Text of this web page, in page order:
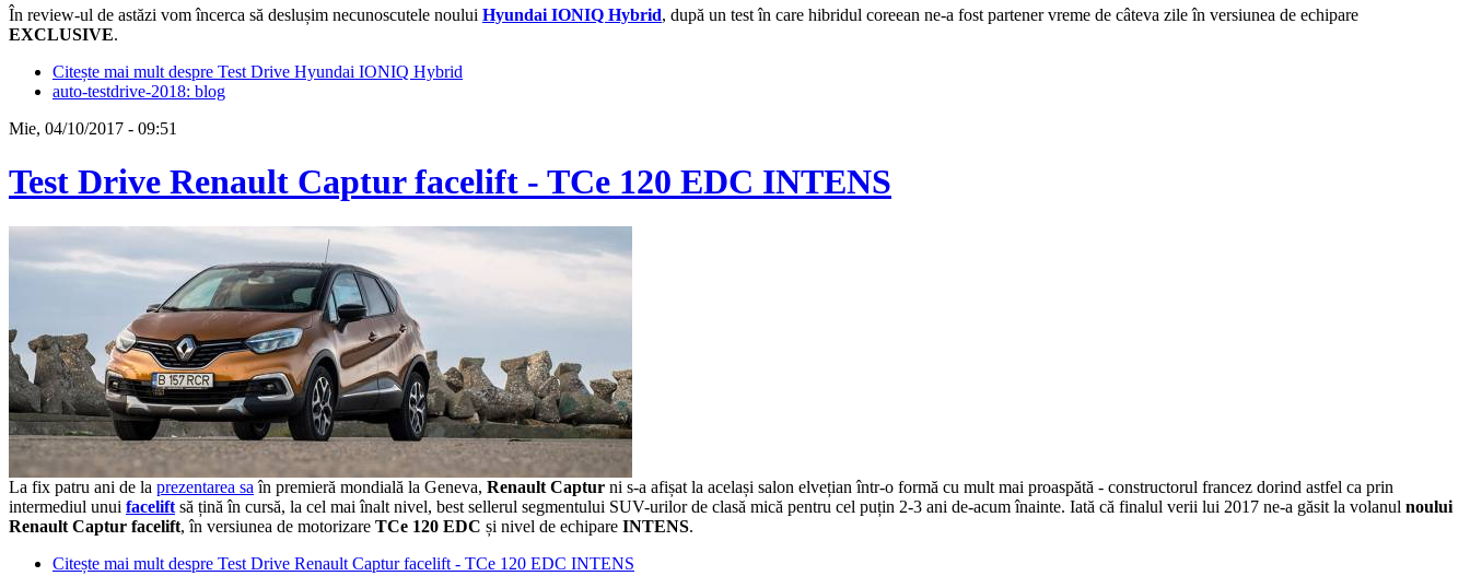
În review-ul de astăzi vom încerca să deslușim necunoscutele noului Hyundai IONIQ Hybrid, după un test în care hibridul coreean ne-a fost partener vreme de câteva zile în versiunea de echipare
EXCLUSIVE.
Citește mai mult despre Test Drive Hyundai IONIQ Hybrid
auto-testdrive-2018: blog
Mie, 04/10/2017 - 09:51
Test Drive Renault Captur facelift - TCe 120 EDC INTENS
La fix patru ani de la prezentarea sa în premieră mondială la Geneva, Renault Captur ni s-a afișat la același salon elvețian într-o formă cu mult mai proaspătă - constructorul francez dorind astfel ca prin
intermediul unui facelift să țină în cursă, la cel mai înalt nivel, best sellerul segmentului SUV-urilor de clasă mică pentru cel puțin 2-3 ani de-acum înainte. Iată că finalul verii lui 2017 ne-a găsit la volanul noului
Renault Captur facelift, în versiunea de motorizare TCe 120 EDC și nivel de echipare INTENS.
Citește mai mult despre Test Drive Renault Captur facelift - TCe 120 EDC INTENS